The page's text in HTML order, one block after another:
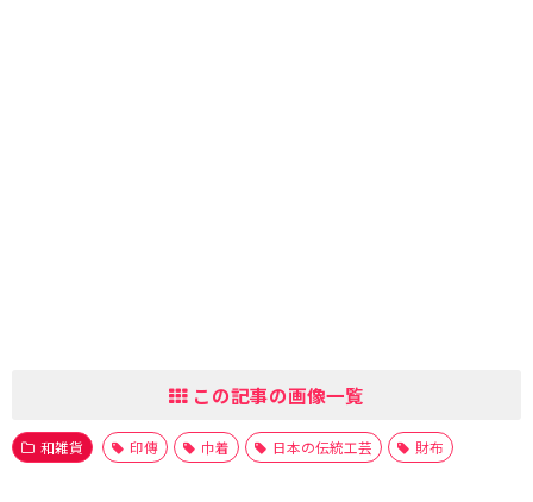
この記事の画像一覧
和雑貨 印傳 巾着 日本の伝統工芸 財布